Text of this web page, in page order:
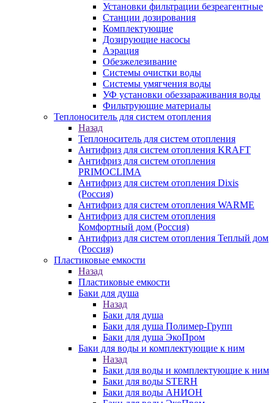
Установки фильтрации безреагентные
Станции дозирования
Комплектующие
Дозирующие насосы
Аэрация
Обезжелезивание
Системы очистки воды
Системы умягчения воды
УФ установки обеззараживания воды
Фильтрующие материалы
Теплоноситель для систем отопления
Назад
Теплоноситель для систем отопления
Антифриз для систем отопления KRAFT
Антифриз для систем отопления
PRIMOCLIMA
Антифриз для систем отопления Dixis
(Россия)
Антифриз для систем отопления WARME
Антифриз для систем отопления
Комфортный дом (Россия)
Антифриз для систем отопления Теплый дом
(Россия)
Пластиковые емкости
Назад
Пластиковые емкости
Баки для душа
Назад
Баки для душа
Баки для душа Полимер-Групп
Баки для душа ЭкоПром
Баки для воды и комплектующие к ним
Назад
Баки для воды и комплектующие к ним
Баки для воды STERH
Баки для воды АНИОН